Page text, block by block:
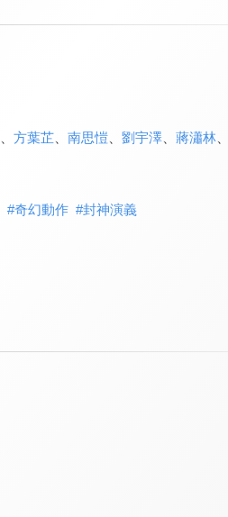
方葉芷、 南思愷、 劉宇澤、 蔣瀟林、
#奇幻動作 #封神演義